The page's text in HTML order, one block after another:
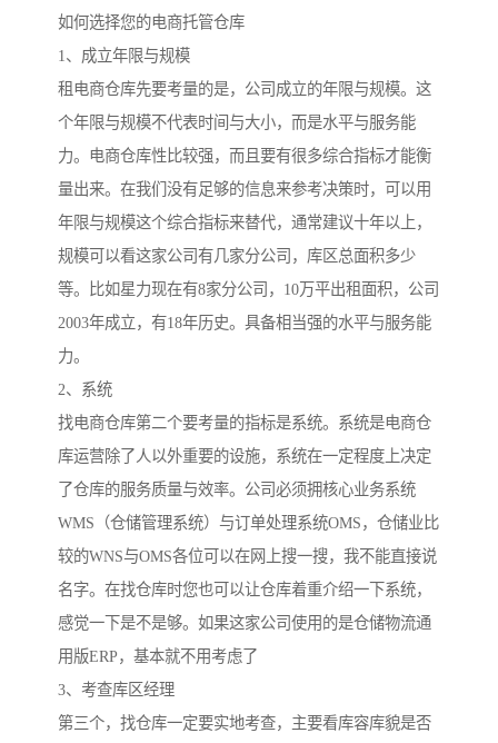
如何选择您的电商托管仓库
1、成立年限与规模
租电商仓库先要考量的是，公司成立的年限与规模。这
个年限与规模不代表时间与大小，而是水平与服务能
力。电商仓库性比较强，而且要有很多综合指标才能衡
量出来。在我们没有足够的信息来参考决策时，可以用
年限与规模这个综合指标来替代，通常建议十年以上，
规模可以看这家公司有几家分公司，库区总面积多少
等。比如星力现在有8家分公司，10万平出租面积，公司
2003年成立，有18年历史。具备相当强的水平与服务能
力。
2、系统
找电商仓库第二个要考量的指标是系统。系统是电商仓
库运营除了人以外重要的设施，系统在一定程度上决定
了仓库的服务质量与效率。公司必须拥核心业务系统
WMS（仓储管理系统）与订单处理系统OMS，仓储业比
较的WNS与OMS各位可以在网上搜一搜，我不能直接说
名字。在找仓库时您也可以让仓库着重介绍一下系统，
感觉一下是不是够。如果这家公司使用的是仓储物流通
用版ERP，基本就不用考虑了
3、考查库区经理
第三个，找仓库一定要实地考查，主要看库容库貌是否